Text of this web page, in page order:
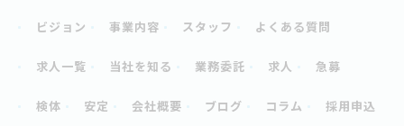
ビジョン 事業内容 スタッフ よくある質問
求人一覧 当社を知る 業務委託 求人 急募
検体 安定 会社概要 ブログ コラム 採用申込